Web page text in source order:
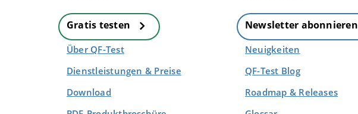
Gratis testen
Über QF-Test
Dienstleistungen & Preise
Download
Newsletter abonnieren
Neuigkeiten
QF-Test Blog
Roadmap & Releases